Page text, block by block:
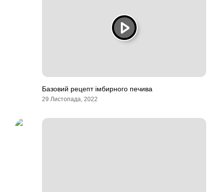
Базовий рецепт імбирного печива
29 Листопада, 2022